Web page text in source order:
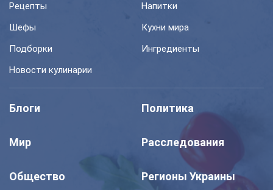
Рецепты
Напитки
Шефы
Кухни мира
Подборки
Ингредиенты
Новости кулинарии
Блоги Политика
Мир Расследования
Общество Регионы Украины